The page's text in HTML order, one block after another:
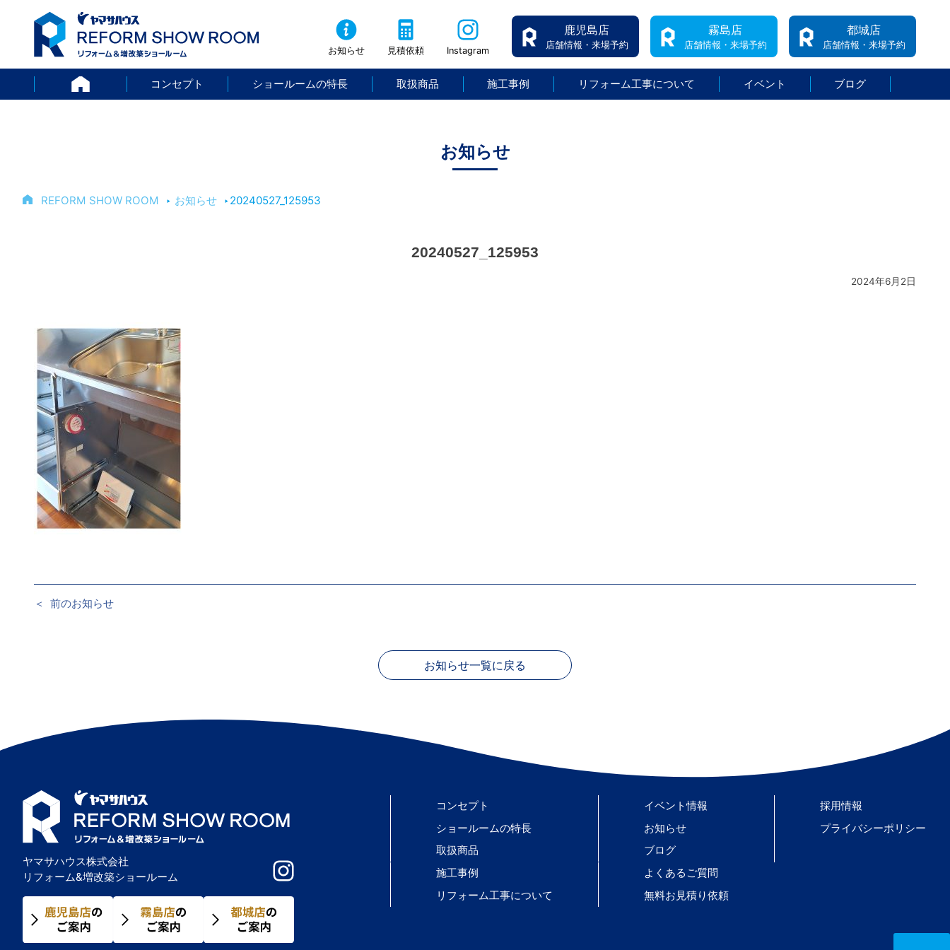
お知らせ 見積依頼 Instagram
鹿児島店
店舗情報・来場予約
霧島店
店舗情報・来場予約
都城店
店舗情報・来場予約
HOMEコンセプト ショールームの特長 取扱商品 施工事例 リフォーム工事について イベント ブログ
お知らせ
REFORM SHOW ROOM ‣ お知らせ ‣20240527_125953
20240527_125953
2024年6月2日
投
ン
＜ 前のお知らせ
お知らせ一覧に戻る
ヤマサハウス株式会社
リフォーム&増改築ショールーム
コンセプト
ショールームの特長
取扱商品
施工事例
リフォーム工事について
イベント情報
お知らせ
ブログ
よくあるご質問
無料お見積り依頼
採用情報
プライバシーポリシー